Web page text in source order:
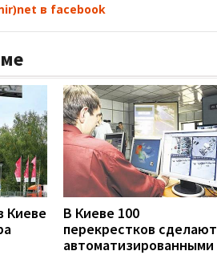
в facebook
Киеве
В Киеве 100
перекрестков сделают
автоматизированными